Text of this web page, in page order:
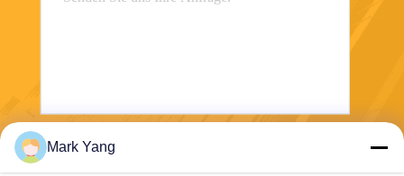
Mark Yang